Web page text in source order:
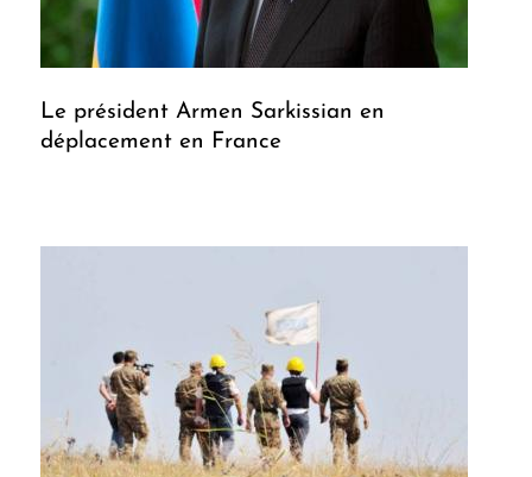
Le président Armen Sarkissian en
déplacement en France